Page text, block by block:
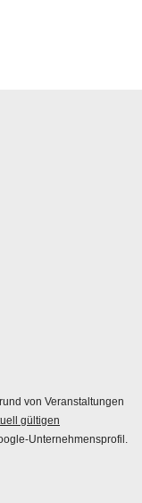
von Veranstaltungen
gültigen
Unternehmensprofil.